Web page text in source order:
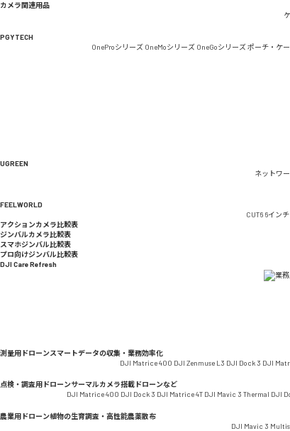
カメラ関連用品
PGYTECH
OneProシリーズ OneMoシリーズ OneGoシリーズポーチ・ケー
UGREEN
ネットワ
FEELWORLD
CUT6 6イン
アクションカメラ比較表
ジンバルカメラ比較表
スマホジンバル比較表
プロ向けジンバル比較表
DJI Care Refresh
測量用ドローンスマートデータの収集・業務効率化
DJI Matrice 400 DJI Zenmuse L3 DJI Dock 3 DJI
点検・調査用ドローンサーマルカメラ搭載ドローンなど
DJI Matrice 400 DJI Dock 3 DJI Matrice 4T DJI Mavic 3 Thermal DJI
農業用ドローン植物の生育調査・高性能農薬散布
DJI Mavic 3